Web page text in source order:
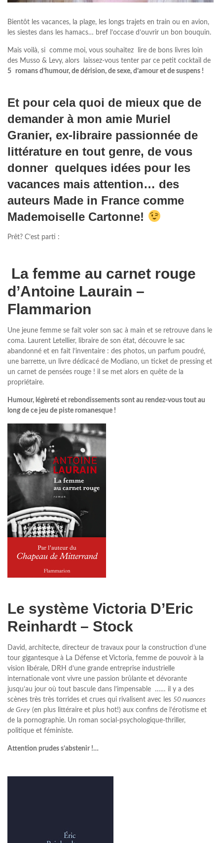
Bientôt les vacances, la plage, les longs trajets en train ou en avion,
les siestes dans les hamacs… bref l’occase d’ouvrir un bon bouquin.
Mais voilà, si comme moi, vous souhaitez lire de bons livres loin
des Musso & Levy, alors laissez-vous tenter par ce petit cocktail de
5
romans d’humour, de dérision, de sexe, d’amour et de suspens !
Et pour cela quoi de mieux que de
demander à mon amie Muriel
Granier, ex-libraire passionnée de
littérature en tout genre, de vous
donner quelques idées pour les
vacances mais attention… des
auteurs Made in France comme
Mademoiselle Cartonne!
Prêt? C’est parti :
La femme au carnet rouge
d’Antoine Laurain –
Flammarion
Une jeune femme se fait voler son sac à main et se retrouve dans le
coma. Laurent Letellier, libraire de son état, découvre le sac
abandonné et en fait l’inventaire : des photos, un parfum poudré,
une barrette, un livre dédicacé de Modiano, un ticket de pressing et
un carnet de pensées rouge ! il se met alors en quête de la
propriétaire.
Humour, légèreté et rebondissements sont au rendez-vous tout au
long de ce jeu de piste romanesque !
Le système Victoria D’Eric
Reinhardt – Stock
David, architecte, directeur de travaux pour la construction d’une
tour gigantesque à La Défense et Victoria, femme de pouvoir à la
vision libérale, DRH d’une grande entreprise industrielle
internationale vont vivre une passion brûlante et dévorante
jusqu’au jour où tout bascule dans l’impensable …… il y a des
scènes très très torrides et crues qui rivalisent avec les 50 nuances
de Grey (en plus littéraire et plus hot!) aux confins de l’érotisme et
de la pornographie. Un roman social-psychologique-thriller,
politique et féministe.
Attention prudes s’abstenir !…